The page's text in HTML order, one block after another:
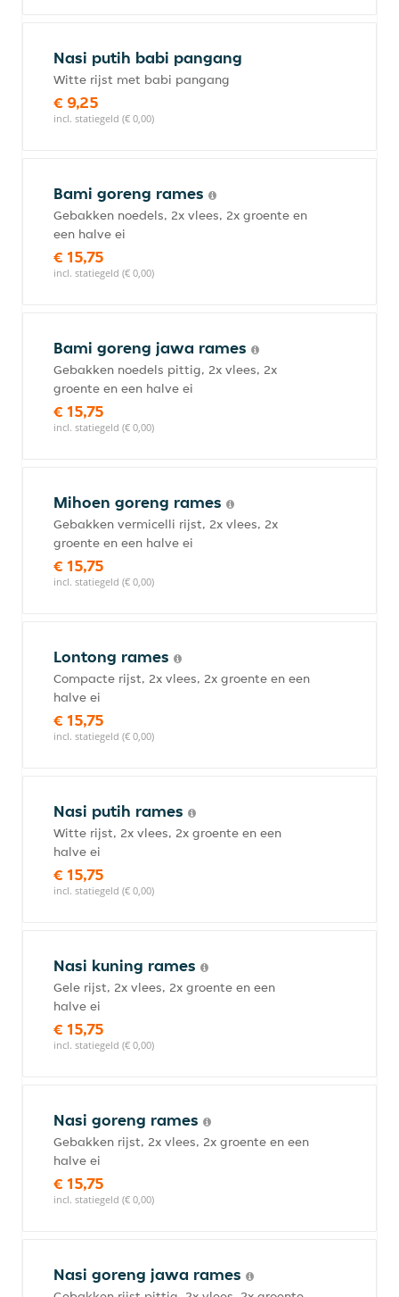
Nasi putih babi pangang
Witte rijst met babi pangang
€ 9,25
incl. statiegeld (€ 0,00)
Bami goreng rames
Gebakken noedels, 2x vlees, 2x groente en
een halve ei
€ 15,75
incl. statiegeld (€ 0,00)
Bami goreng jawa rames
Gebakken noedels pittig, 2x vlees, 2x
groente en een halve ei
€ 15,75
incl. statiegeld (€ 0,00)
Mihoen goreng rames
Gebakken vermicelli rijst, 2x vlees, 2x
groente en een halve ei
€ 15,75
incl. statiegeld (€ 0,00)
Lontong rames
Compacte rijst, 2x vlees, 2x groente en een
halve ei
€ 15,75
incl. statiegeld (€ 0,00)
Nasi putih rames
Witte rijst, 2x vlees, 2x groente en een
halve ei
€ 15,75
incl. statiegeld (€ 0,00)
Nasi kuning rames
Gele rijst, 2x vlees, 2x groente en een
halve ei
€ 15,75
incl. statiegeld (€ 0,00)
Nasi goreng rames
Gebakken rijst, 2x vlees, 2x groente en een
halve ei
€ 15,75
incl. statiegeld (€ 0,00)
Nasi goreng jawa rames